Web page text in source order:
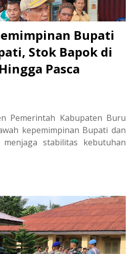
Bupati
Stok Bapok di
Pasca
Pemerintah Kabupaten Buru
kepemimpinan Bupati dan
stabilitas kebutuhan